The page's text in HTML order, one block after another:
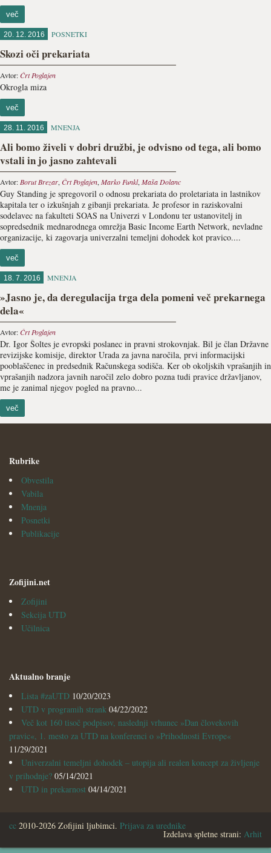
več
20. 12. 2016 POSNETKI
Skozi oči prekariata
Avtor:Črt Poglajen
Okrogla miza
več
28. 11. 2016 MNENJA
Ali bomo živeli v dobri družbi, je odvisno od tega, ali bomo
vstali in jo jasno zahtevali
Avtor: Borut Brezar, Črt Poglajen, Marko Funkl, Maša Dolanc
Guy Standing je spregovoril o odnosu prekariata do proletariata in lastnikov
kapitala ter o izkušnjah z gibanji prekariata. Je profesor in raziskovalni
sodelavec na fakulteti SOAS na Univerzi v Londonu ter ustanovitelj in
sopredsednik mednarodnega omrežja Basic Income Earth Network, nevladne
organizacije, ki zagovarja univerzalni temeljni dohodek kot pravico....
več
18. 7. 2016 MNENJA
»Jasno je, da deregulacija trga dela pomeni več prekarnega
dela«
Avtor:Črt Poglajen
Dr. Igor Šoltes je evropski poslanec in pravni strokovnjak. Bil je član Državne
revizijske komisije, direktor Urada za javna naročila, prvi informacijski
pooblaščenec in predsednik Računskega sodišča. Ker ob okoljskih vprašanjih in
vprašanjih nadzora javnih naročil zelo dobro pozna tudi pravice državljanov,
me je zanimal njegov pogled na pravno...
več
Rubrike
Obvestila
Vabila
Mnenja
Posnetki
Publikacije
Zofijini.net
Zofijini
Sekcija UTD
Učilnica
Aktualno branje
Lista #zaUTD 10/20/2023
UTD v programih strank 04/22/2022
Več kot 160 tisoč podpisov, naslednji vrhunec »Dan človekovih
pravic«, 1. mesto za UTD na konferenci o »Prihodnosti Evrope«
11/29/2021
Univerzalni temeljni dohodek – utopija ali realen koncept za življenje
v prihodnje? 05/14/2021
UTD in prekarnost 04/14/2021
cc 2010-2026 Zofijini ljubimci. Prijava za urednike
Izdelava spletne strani: Arhit